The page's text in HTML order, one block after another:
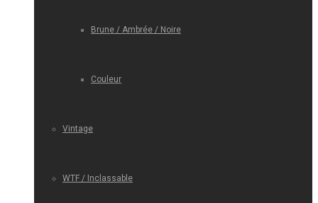
Brune / Ambrée / Noire
Couleur
Vintage
WTF / Inclassable